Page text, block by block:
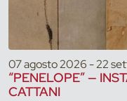
07 agosto 2026 - 22
“PENELOPE” —
CATTANI